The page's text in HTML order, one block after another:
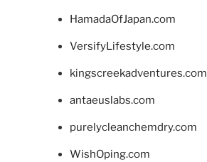
HamadaOfJapan.com
VersifyLifestyle.com
kingscreekadventures.com
antaeuslabs.com
purelycleanchemdry.com
WishOping.com